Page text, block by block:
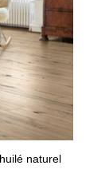
naturel